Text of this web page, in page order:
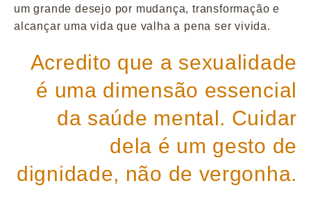
um grande desejo por mudança, transformação e
alcançar uma vida que valha a pena ser vivida.
Acredito que a sexualidade
é uma dimensão essencial
da saúde mental. Cuidar
dela é um gesto de
dignidade, não de vergonha.